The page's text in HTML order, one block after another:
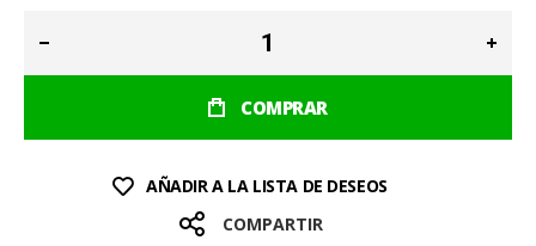
COMPRAR
AÑADIR A LA LISTA DE DESEOS
COMPARTIR